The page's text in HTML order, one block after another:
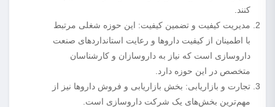
کنند.
مدیریت کیفیت و تضمین کیفیت: این حوزه شغلی مرتبط
با اطمینان از کیفیت داروها و رعایت استانداردهای صنعت
داروسازی است که نیاز به داروسازان و کارشناسان
متخصص در این حوزه دارد.
تجارت و بازاریابی: بخش بازاریابی و فروش داروها نیز از
مهم‌ترین بخش‌های یک شرکت داروسازی است.